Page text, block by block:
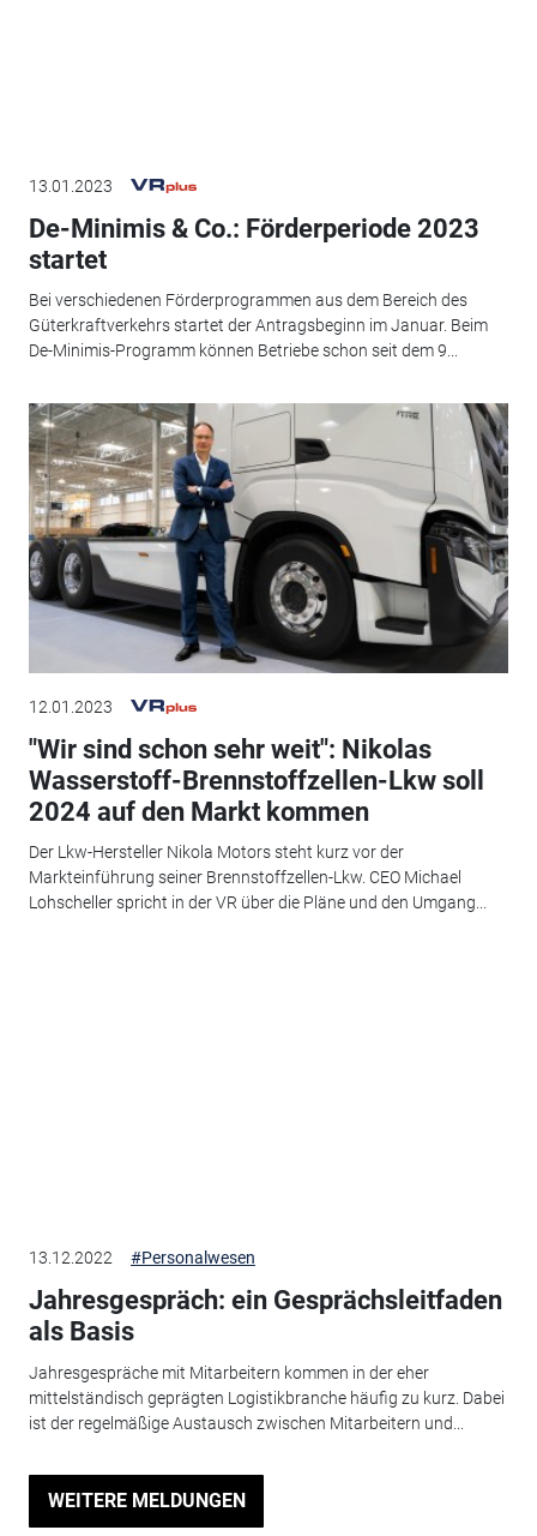
13.01.2023
De-Minimis & Co.: Förderperiode 2023
startet
Bei verschiedenen Förderprogrammen aus dem Bereich des
Güterkraftverkehrs startet der Antragsbeginn im Januar. Beim
De-Minimis-Programm können Betriebe schon seit dem 9...
12.01.2023
"Wir sind schon sehr weit": Nikolas
Wasserstoff-Brennstoffzellen-Lkw soll
2024 auf den Markt kommen
Der Lkw-Hersteller Nikola Motors steht kurz vor der
Markteinführung seiner Brennstoffzellen-Lkw. CEO Michael
Lohscheller spricht in der VR über die Pläne und den Umgang...
13.12.2022 #Personalwesen
Jahresgespräch: ein Gesprächsleitfaden
als Basis
Jahresgespräche mit Mitarbeitern kommen in der eher
mittelständisch geprägten Logistikbranche häufig zu kurz. Dabei
ist der regelmäßige Austausch zwischen Mitarbeitern und...
WEITERE MELDUNGEN